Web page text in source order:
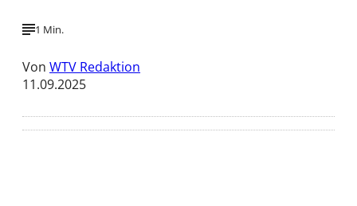
1 Min.
Von WTV Redaktion
11.09.2025